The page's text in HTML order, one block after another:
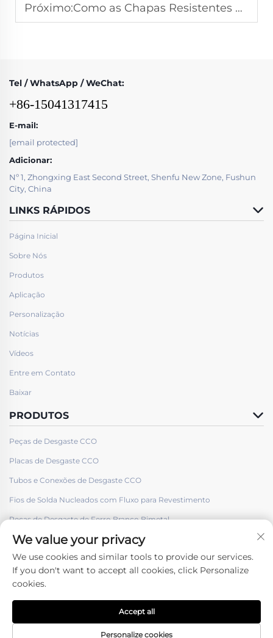
Próximo:Como as Chapas Resistentes ao Desgaste de Carboneto de Cromo Premium Podem Reduzir Significativamente o Tempo de Inatividade de Sua Fábrica
Tel / WhatsApp / WeChat:
+86-15041317415
E-mail:
[email protected]
Adicionar:
Nº 1, Zhongxing East Second Street, Shenfu New Zone, Fushun
City, China
LINKS RÁPIDOS
Página Inicial
Sobre Nós
Produtos
Aplicação
Personalização
Notícias
Vídeos
Entre em Contato
Baixar
PRODUTOS
Peças de Desgaste CCO
Placas de Desgaste CCO
Tubos e Conexões de Desgaste CCO
Fios de Solda Nucleados com Fluxo para Revestimento
Peças de Desgaste de Ferro Branco Bimetal
Direitos Autorais © Shenyang Hard Welding Surface Engineering Co.,
ltd. -Política de Privacidade
We value your privacy
We use cookies and similar tools to provide our services.
If you don't want to accept all cookies, click Personalize
cookies.
Personalize cookies
Accept all